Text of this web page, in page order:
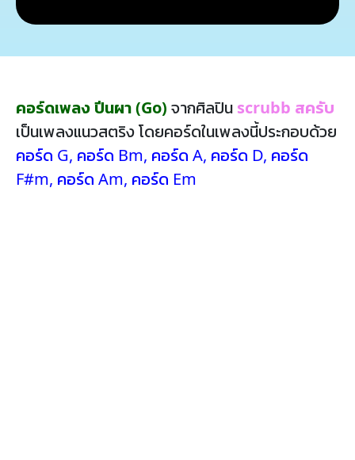
คอร์ดเพลง ปีนผา (Go) จากศิลปิน scrubb สครับ
เป็นเพลงแนวสตริง โดยคอร์ดในเพลงนี้ประกอบด้วย
คอร์ด G, คอร์ด Bm, คอร์ด A, คอร์ด D, คอร์ด
F#m, คอร์ด Am, คอร์ด Em